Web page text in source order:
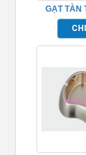
GẠT TÀN
CAO